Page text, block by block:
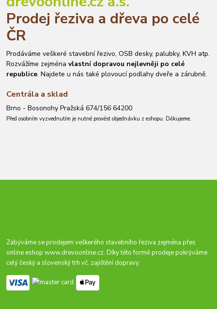
Prodej řeziva a dřeva po celé
ČR
Prodáváme veškeré stavební řezivo, OSB desky, palubky, KVH atp.
Rozvážíme zejménavlastní dopravou nejlevněji po celé
republice. Najdete u nás také plovoucí podlahy dveře a zárubně.
Centrála a sklad
Brno - Bosonohy Pražská 674/156 64200
Před osobním vyzvednutím je nutné provést objednávku z eshopu. Děkujeme.
Zabýváme se prodejem veškerého stavebního řeziva zejména přes
online eshopwww.drevoonline.cz. Díky této formě prodeje pokrýváme
celý český a slovenský trh vč. zajištění dopravy.